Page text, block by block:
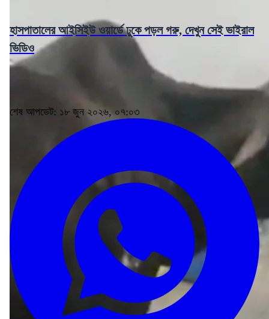
হাসপাতালের আইসিইউ ওয়ার্ডে ঢুকে পড়ল গরু, দেখুন সেই ভাইরাল
ভিডিও
শেষ আপডেট: ১৮ জুন ২০২৬, ০৭:০৩